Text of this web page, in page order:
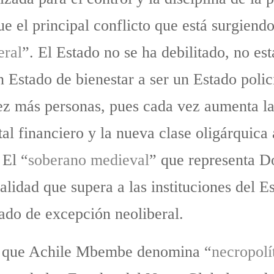
el principal conflicto que está
”. El Estado no se ha debilitado, no
Estado de bienestar a ser un Estado
más personas, pues cada vez aumenta
financiero y la nueva clase oligárquica
“soberano medieval” que representa
que supera a las instituciones del
de excepción neoliberal.
Achile Mbembe denomina “